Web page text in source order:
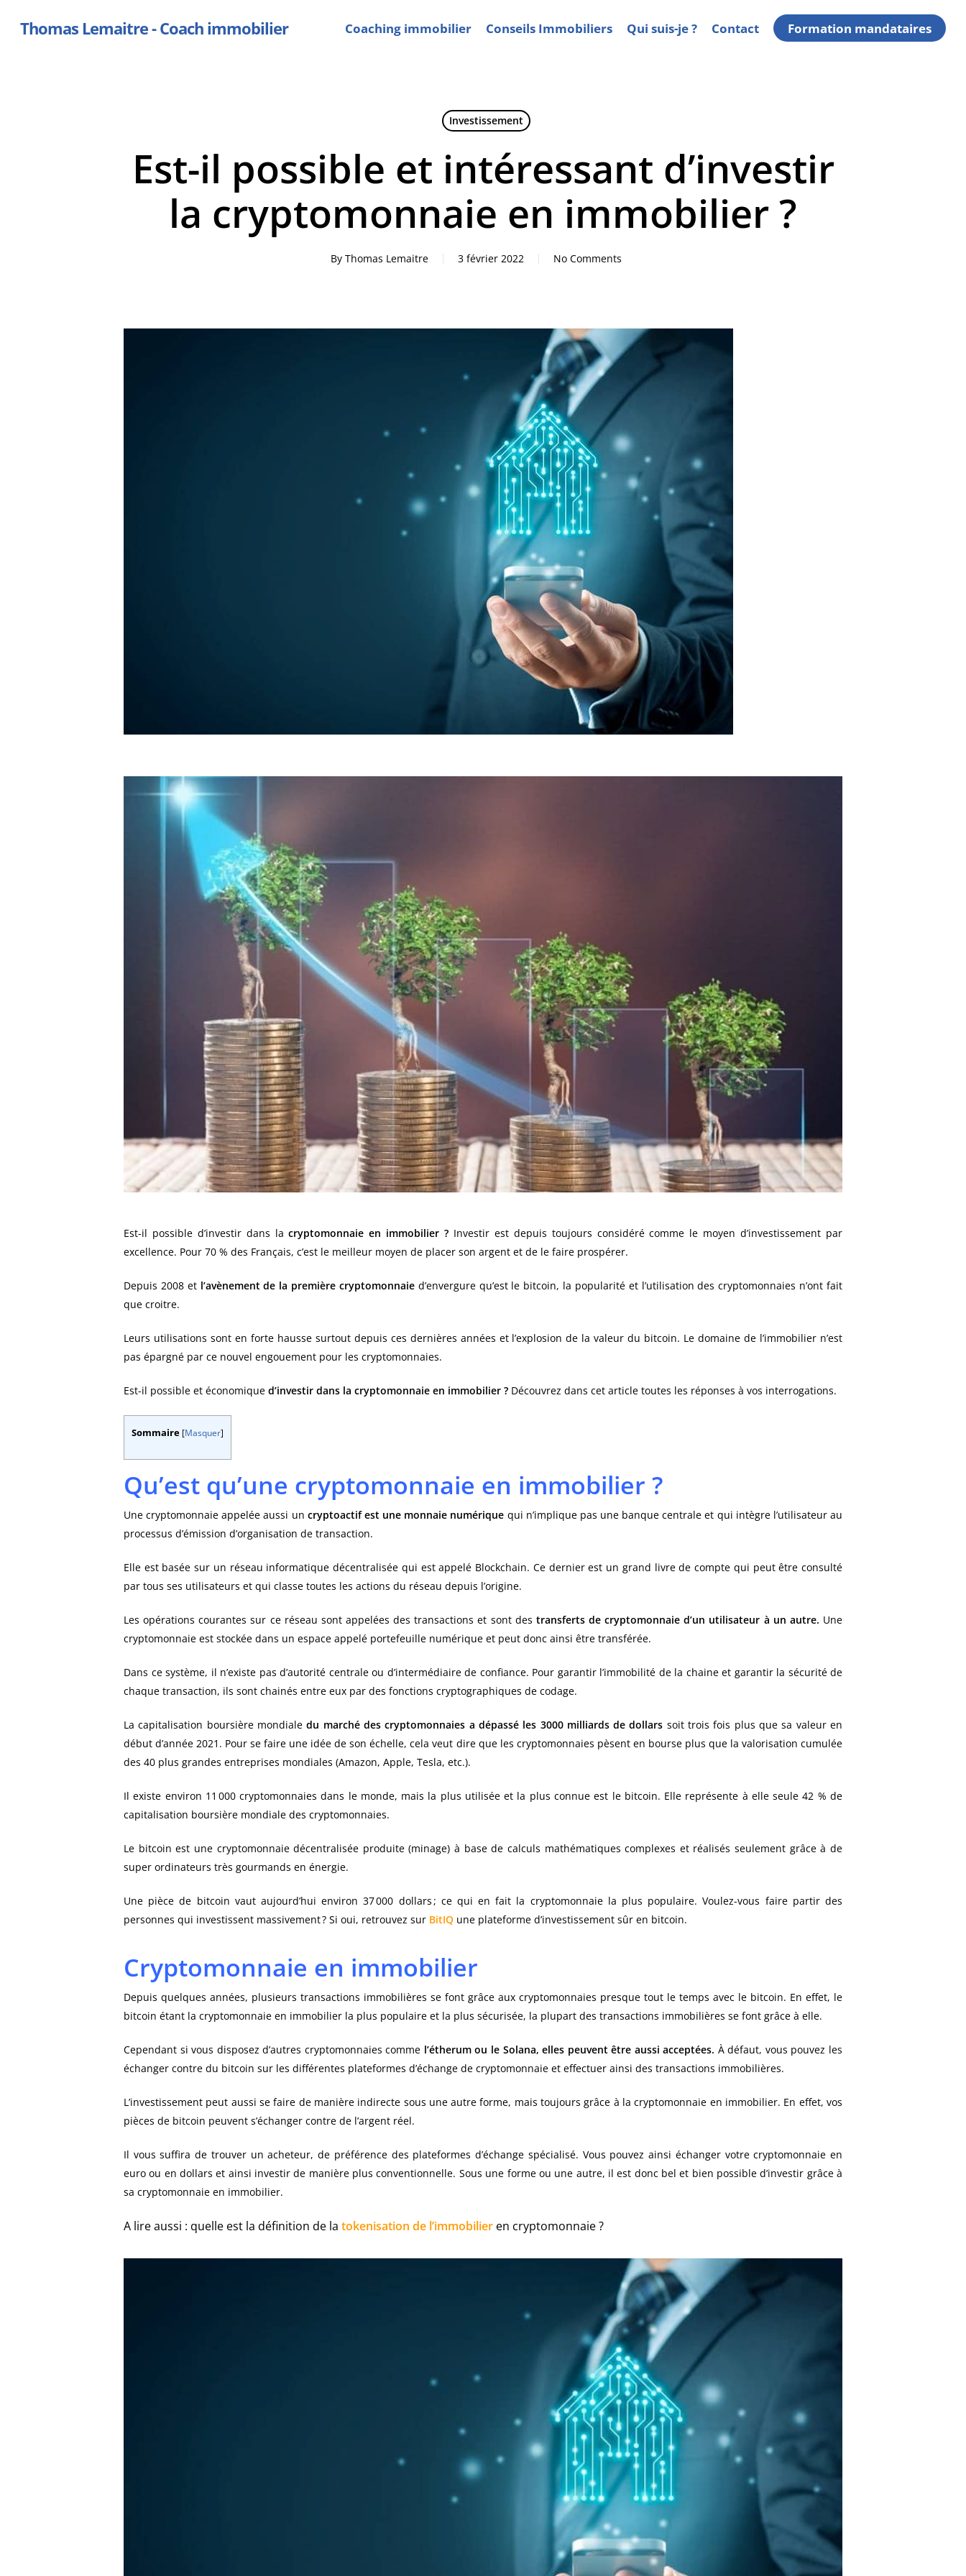
Thomas Lemaitre - Coach immobilier Coaching immobilier Conseils Immobiliers Qui suis-je ? Contact Formation mandataires
Investissement
Est-il possible et intéressant d’investir
la cryptomonnaie en immobilier ?
By Thomas Lemaitre 3 février 2022 No Comments
Est-il possible d’investir dans lacryptomonnaie en immobilier ? Investir est depuis toujours considéré comme le moyen d’investissement par
excellence. Pour 70 % des Français, c’est le meilleur moyen de placer son argent et de le faire prospérer.
Depuis 2008 et l’avènement de la première cryptomonnaied’envergure qu’est le bitcoin, la popularité et l’utilisation des cryptomonnaies n’ont fait
que croitre.
Leurs utilisations sont en forte hausse surtout depuis ces dernières années et l’explosion de la valeur du bitcoin. Le domaine de l’immobilier n’est
pas épargné par ce nouvel engouement pour les cryptomonnaies.
Est-il possible et économique d’investir dans la cryptomonnaie en immobilier ? Découvrez dans cet article toutes les réponses à vos interrogations.
Sommaire [Masquer]
Qu’est qu’une cryptomonnaie en immobilier ?
Une cryptomonnaie appelée aussi un cryptoactif est une monnaie numérique qui n’implique pas une banque centrale et qui intègre l’utilisateur au
processus d’émission d’organisation de transaction.
Elle est basée sur un réseau informatique décentralisée qui est appelé Blockchain. Ce dernier est un grand livre de compte qui peut être consulté
par tous ses utilisateurs et qui classe toutes les actions du réseau depuis l’origine.
Les opérations courantes sur ce réseau sont appelées des transactions et sont des transferts de cryptomonnaie d’un utilisateur à un autre. Une
cryptomonnaie est stockée dans un espace appelé portefeuille numérique et peut donc ainsi être transférée.
Dans ce système, il n’existe pas d’autorité centrale ou d’intermédiaire de confiance. Pour garantir l’immobilité de la chaine et garantir la sécurité de
chaque transaction, ils sont chainés entre eux par des fonctions cryptographiques de codage.
La capitalisation boursière mondialedu marché des cryptomonnaies a dépassé les 3000 milliards de dollars soit trois fois plus que sa valeur en
début d’année 2021. Pour se faire une idée de son échelle, cela veut dire que les cryptomonnaies pèsent en bourse plus que la valorisation cumulée
des 40 plus grandes entreprises mondiales (Amazon, Apple, Tesla, etc.).
Il existe environ 11 000 cryptomonnaies dans le monde, mais la plus utilisée et la plus connue est le bitcoin. Elle représente à elle seule 42 % de
capitalisation boursière mondiale des cryptomonnaies.
Le bitcoin est une cryptomonnaie décentralisée produite (minage) à base de calculs mathématiques complexes et réalisés seulement grâce à de
super ordinateurs très gourmands en énergie.
Une pièce de bitcoin vaut aujourd’hui environ 37 000 dollars ; ce qui en fait la cryptomonnaie la plus populaire. Voulez-vous faire partir des
personnes qui investissent massivement ? Si oui, retrouvez sur BitIQ une plateforme d’investissement sûr en bitcoin.
Cryptomonnaie en immobilier
Depuis quelques années, plusieurs transactions immobilières se font grâce aux cryptomonnaies presque tout le temps avec le bitcoin. En effet, le
bitcoin étant la cryptomonnaie en immobilier la plus populaire et la plus sécurisée, la plupart des transactions immobilières se font grâce à elle.
Cependant si vous disposez d’autres cryptomonnaies comme l’étherum ou le Solana, elles peuvent être aussi acceptées. À défaut, vous pouvez les
échanger contre du bitcoin sur les différentes plateformes d’échange de cryptomonnaie et effectuer ainsi des transactions immobilières.
L’investissement peut aussi se faire de manière indirecte sous une autre forme, mais toujours grâce à la cryptomonnaie en immobilier. En effet, vos
pièces de bitcoin peuvent s’échanger contre de l’argent réel.
Il vous suffira de trouver un acheteur, de préférence des plateformes d’échange spécialisé. Vous pouvez ainsi échanger votre cryptomonnaie en
euro ou en dollars et ainsi investir de manière plus conventionnelle. Sous une forme ou une autre, il est donc bel et bien possible d’investir grâce à
sa cryptomonnaie en immobilier.
A lire aussi : quelle est la définition de la tokenisation de l’immobilier en cryptomonnaie ?